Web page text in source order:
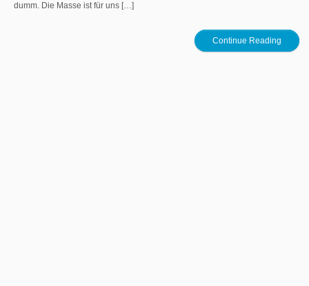
dumm. Die Masse ist für uns […]
Continue Reading